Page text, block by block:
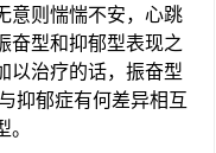
意则惴惴不安，心跳
奋型和抑郁型表现之
以治疗的话，振奋型
抑郁症有何差异相互